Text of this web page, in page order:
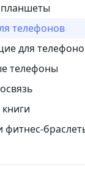
телефонов
для
телефоны